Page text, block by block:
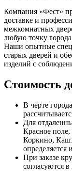
Компания «Фест»
доставке и
межкомнатных
любую точку
Наши опытные
старых дверей и
изделий с
Стоимость
В черте
Для
Красное
Коркино,
определяется
При заказе
согласуются